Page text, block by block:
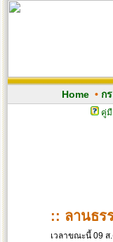
Home• ก
คู่
:: ลานธร
เวลาขณะนี้ 09 ส